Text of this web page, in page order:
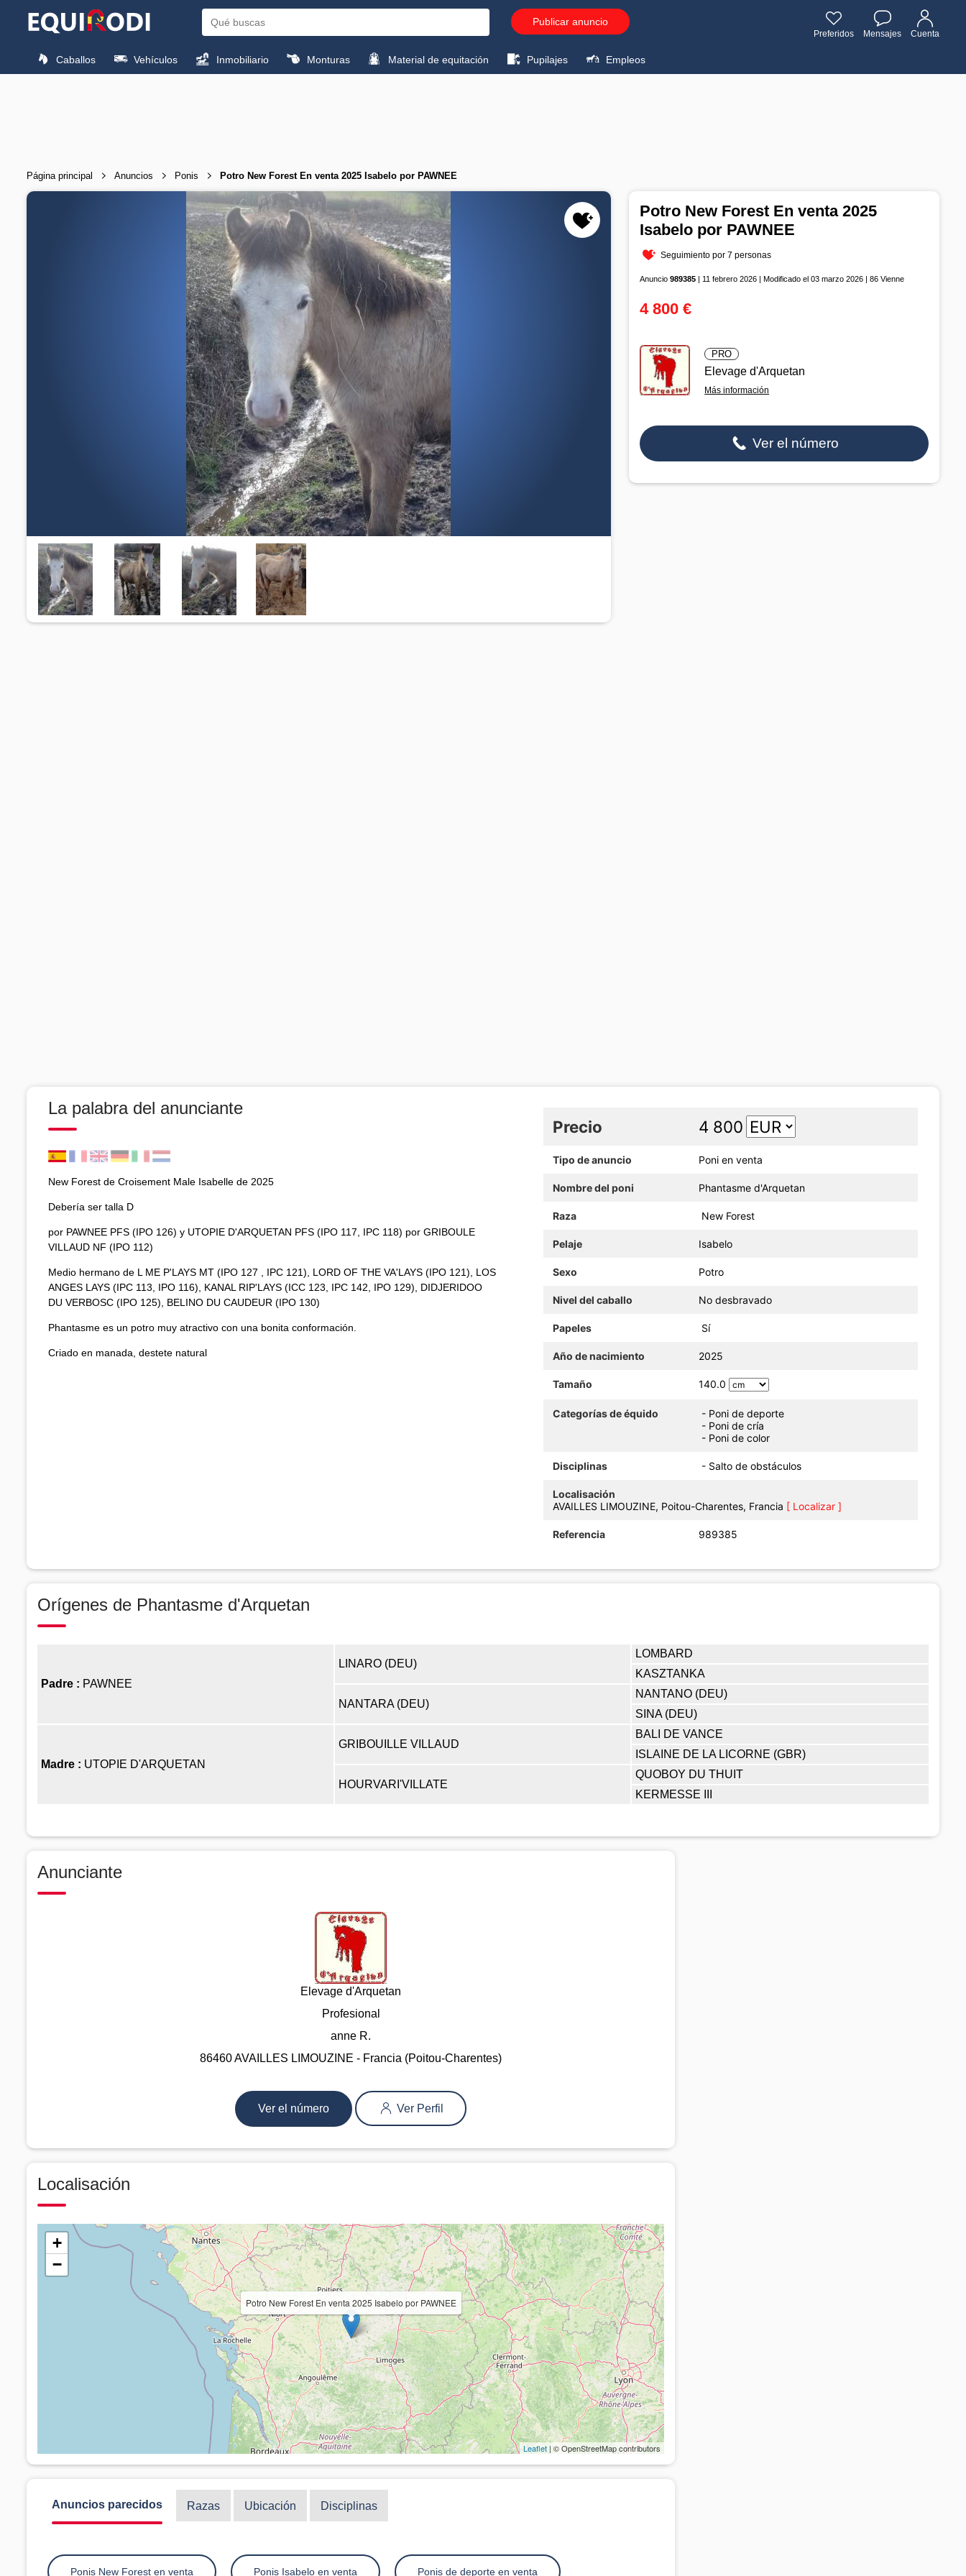
Publicar anuncio
Preferidos Mensajes Cuenta
Caballos Vehículos Inmobiliario Monturas Material de equitación Pupilajes Empleos
Página principal Anuncios Ponis Potro New Forest En venta 2025 Isabelo por PAWNEE
Potro New Forest En venta 2025
Isabelo por PAWNEE
Seguimiento por 7 personas
Anuncio989385 | 11 febrero 2026 | Modificado el 03 marzo 2026 | 86 Vienne
4 800 €
PRO
Elevage d'Arquetan
Más información
Ver el número
La palabra del anunciante
New Forest de Croisement Male Isabelle de 2025
Debería ser talla D
por PAWNEE PFS (IPO 126) y UTOPIE D'ARQUETAN PFS (IPO 117, IPC 118) por GRIBOULE
VILLAUD NF (IPO 112)
Medio hermano de L ME P'LAYS MT (IPO 127 , IPC 121), LORD OF THE VA'LAYS (IPO 121), LOS
ANGES LAYS (IPC 113, IPO 116), KANAL RIP'LAYS (ICC 123, IPC 142, IPO 129), DIDJERIDOO
DU VERBOSC (IPO 125), BELINO DU CAUDEUR (IPO 130)
Phantasme es un potro muy atractivo con una bonita conformación.
Criado en manada, destete natural
Precio 4 800
Tipo de anuncio Poni en venta
Nombre del poni Phantasme d'Arquetan
Raza New Forest
Pelaje Isabelo
Sexo Potro
Nivel del caballo No desbravado
Papeles Sí
Año de nacimiento 2025
Tamaño 140.0
Categorías de équido
- Poni de deporte
- Poni de cría
- Poni de color
Disciplinas - Salto de obstáculos
Localisación
AVAILLES LIMOUZINE, Poitou-Charentes, Francia [ Localizar ]
Referencia 989385
Orígenes de Phantasme d'Arquetan
Padre : PAWNEE
LINARO (DEU)
LOMBARD
KASZTANKA
NANTARA (DEU)
NANTANO (DEU)
SINA (DEU)
Madre : UTOPIE D'ARQUETAN
GRIBOUILLE VILLAUD
BALI DE VANCE
ISLAINE DE LA LICORNE (GBR)
HOURVARI'VILLATE
QUOBOY DU THUIT
KERMESSE III
Anunciante
Elevage d'Arquetan
Profesional
anne R.
86460 AVAILLES LIMOUZINE - Francia (Poitou-Charentes)
Ver el número Ver Perfil
Localisación
Potro New Forest En venta 2025 Isabelo por PAWNEE
+
−
Leaflet | © OpenStreetMap contributors
Anuncios parecidos Razas Ubicación Disciplinas
Ponis New Forest en venta Ponis Isabelo en venta Ponis de deporte en venta